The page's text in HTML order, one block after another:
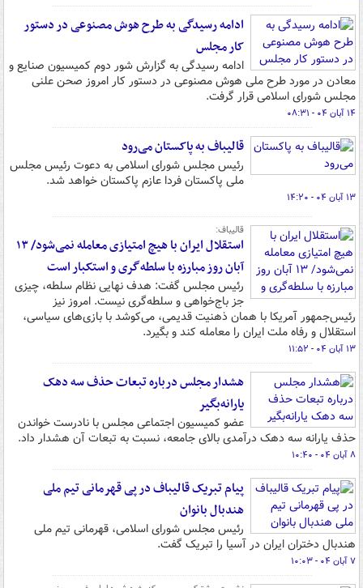
ادامه رسیدگی به طرح هوش مصنوعی در دستور
کار مجلس
ادامه رسیدگی به گزارش شور دوم کمیسیون صنایع و
معادن در مورد طرح ملی هوش مصنوعی در دستور کار امروز صحن علنی
مجلس شورای اسلامی قرار گرفت.
۱۴ آبان ۰۴ - ۰۸:۳۱
قالیباف به پاکستان می‌رود
رئیس مجلس شورای اسلامی به دعوت رئیس مجلس
ملی پاکستان فردا عازم پاکستان خواهد شد.
۱۳ آبان ۰۴ - ۱۴:۲۰
قالیباف:
استقلال ایران با هیچ امتیازی معامله نمی‌شود/ ۱۳
آبان روز مبارزه با سلطه‌گری و استکبار است
رئیس مجلس گفت: هدف نهایی نظام سلطه، چیزی
جز باج‌خواهی و سلطه‌گری نیست. امروز نیز
رئیس‌جمهور آمریکا با همان ذهنیت قدیمی، می‌کوشد با بازی‌های سیاسی،
استقلال و رفاه ملت ایران را معامله کند و بگیرد.
۱۳ آبان ۰۴ - ۱۱:۵۲
هشدار مجلس درباره تبعات حذف سه دهک
یارانه‌بگیر
عضو کمیسیون اجتماعی مجلس با نادرست خواندن
حذف یارانه سه دهک درآمدی بالای جامعه، نسبت به تبعات آن هشدار داد.
۸ آبان ۰۴ - ۱۰:۴۰
پیام تبریک قالیباف در پی قهرمانی تیم ملی
هندبال بانوان
رئیس مجلس شورای اسلامی، قهرمانی تیم ملی
هندبال دختران ایران در آسیا را تبریک گفت.
۷ آبان ۰۴ - ۱۰:۰۳